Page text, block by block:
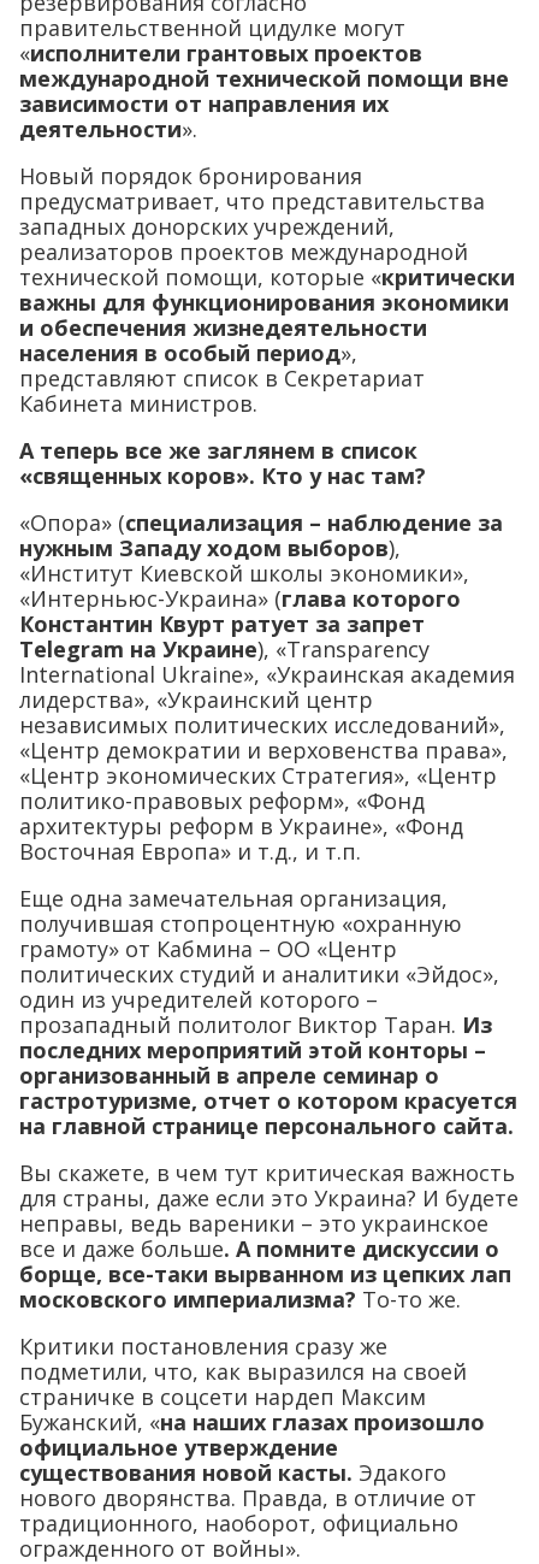
правительственной цидулке могут
«исполнители грантовых проектов
международной технической помощи вне
зависимости от направления их
деятельности».
Новый порядок бронирования
предусматривает, что представительства
западных донорских учреждений,
реализаторов проектов международной
технической помощи, которые «критически
важны для функционирования экономики
и обеспечения жизнедеятельности
населения в особый период»,
представляют список в Секретариат
Кабинета министров.
А теперь все же заглянем в список
«священных коров». Кто у нас там?
«Опора» (специализация – наблюдение за
нужным Западу ходом выборов),
«Институт Киевской школы экономики»,
«Интерньюс-Украина» (глава которого
Константин Квурт ратует за запрет
Telegram на Украине), «Transparency
International Ukraine», «Украинская академия
лидерства», «Украинский центр
независимых политических исследований»,
«Центр демократии и верховенства права»,
«Центр экономических Стратегия», «Центр
политико-правовых реформ», «Фонд
архитектуры реформ в Украине», «Фонд
Восточная Европа» и т.д., и т.п.
Еще одна замечательная организация,
получившая стопроцентную «охранную
грамоту» от Кабмина – ОО «Центр
политических студий и аналитики «Эйдос»,
один из учредителей которого –
прозападный политолог Виктор Таран. Из
последних мероприятий этой конторы –
организованный в апреле семинар о
гастротуризме, отчет о котором красуется
на главной странице персонального сайта.
Вы скажете, в чем тут критическая важность
для страны, даже если это Украина? И будете
неправы, ведь вареники – это украинское
все и даже больше. А помните дискуссии о
борще, все-таки вырванном из цепких лап
московского империализма? То-то же.
Критики постановления сразу же
подметили, что, как выразился на своей
страничке в соцсети нардеп Максим
Бужанский, «на наших глазах произошло
официальное утверждение
существования новой касты. Эдакого
нового дворянства. Правда, в отличие от
традиционного, наоборот, официально
огражденного от войны».